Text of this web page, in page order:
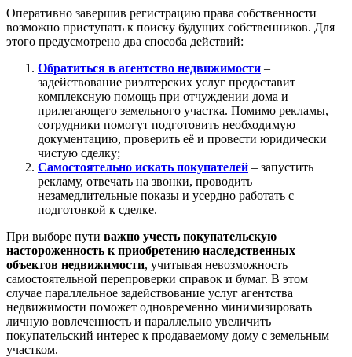
Оперативно завершив регистрацию права собственности
возможно приступать к поиску будущих собственников. Для
этого предусмотрено два способа действий:
Обратиться в агентство недвижимости –
задействование риэлтерских услуг предоставит
комплексную помощь при отчуждении дома и
прилегающего земельного участка. Помимо рекламы,
сотрудники помогут подготовить необходимую
документацию, проверить её и провести юридически
чистую сделку;
Самостоятельно искать покупателей – запустить
рекламу, отвечать на звонки, проводить
незамедлительные показы и усердно работать с
подготовкой к сделке.
При выборе пути важно учесть покупательскую
настороженность к приобретению наследственных
объектов недвижимости, учитывая невозможность
самостоятельной перепроверки справок и бумаг. В этом
случае параллельное задействование услуг агентства
недвижимости поможет одновременно минимизировать
личную вовлеченность и параллельно увеличить
покупательский интерес к продаваемому дому с земельным
участком.